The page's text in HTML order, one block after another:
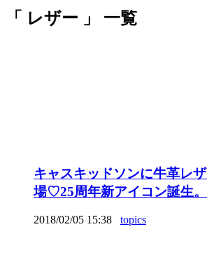
「 レザー 」 一覧
キャスキッドソンに牛革レ
場♡25周年新アイコン誕生。
2018/02/05 15:38 topics